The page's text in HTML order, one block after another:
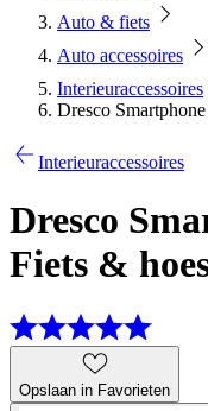
Auto & fiets
Auto accessoires
Interieuraccessoires
Dresco
Interieuraccessoires
Dresco
Fiets &
Opslaan in Favorieten